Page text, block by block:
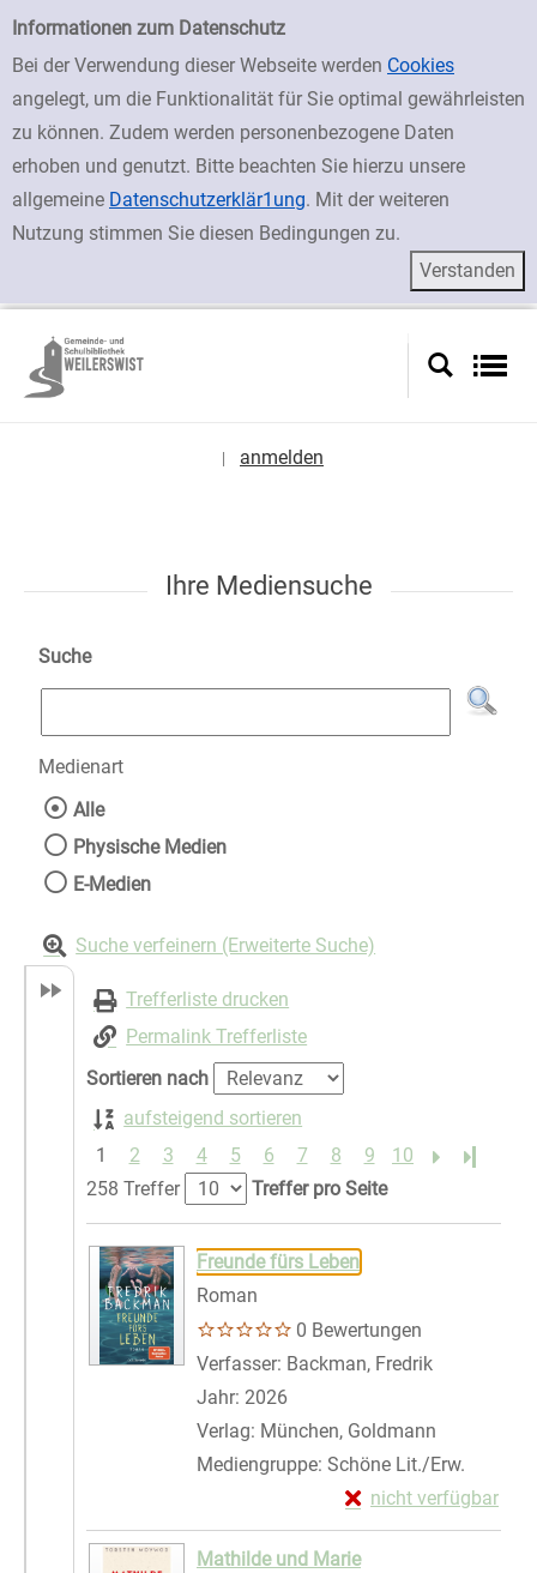
Einfache Suche
Informationen zum Datenschutz
Bei der Verwendung dieser Webseite werden Cookies
angelegt, um die Funktionalität für Sie optimal gewährleisten
zu können. Zudem werden personenbezogene Daten
erhoben und genutzt. Bitte beachten Sie hierzu unsere
allgemeine Datenschutzerklär1ung. Mit der weiteren
Nutzung stimmen Sie diesen Bedingungen zu.
zur Navigation springen
zum Inhalt springen
Zu den Suchfiltern springen
Zur Trefferliste springen
anmelden
Ihre Mediensuche
Suche
Medienart
Wählen Sie die Medienart nach der Sie
Alle
Physische Medien
E-Medien
Suche verfeinern (Erweiterte Suche)
Trefferliste drucken
Permalink Trefferliste
Sortieren nach
aufsteigend sortieren
1
2 3 4 5 6 7 8 9 10
Letzte
258 Treffer
Treffer pro Seite
Suchergebnis
Zu den Suchfiltern springen
Freunde fürs Leben
Roman
0 Bewertungen
Verfasser: Backman, Fredrik
Jahr: 2026
Verlag: München, Goldmann
Mediengruppe: Schöne Lit./Erw.
nicht verfügbar
Exemplar-Details
Zum Download von
Mathilde und Marie